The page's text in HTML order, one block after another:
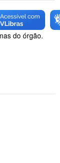
do órgão.